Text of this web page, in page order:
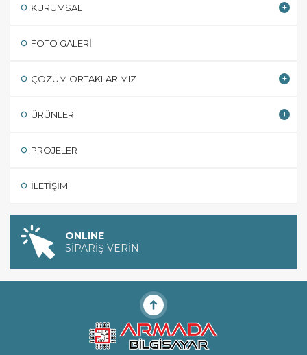
KURUMSAL
FOTO GALERI
ÇÖZÜM ORTAKLARIMIZ
ÜRÜNLER
PROJELER
İLETIŞIM
ONLINE
SİPARİŞ VERİN